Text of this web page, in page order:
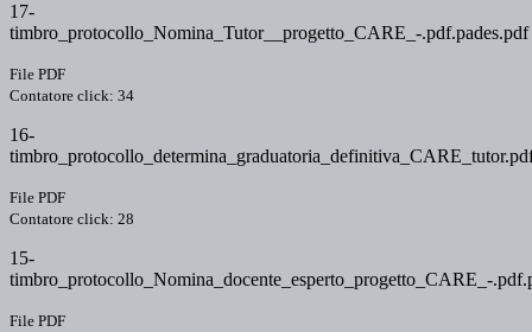
17-
timbro_protocollo_Nomina_Tutor__progetto_CARE_-.pdf.pades.pdf
File PDF
Contatore click: 34
16-
File PDF
Contatore click: 28
15-
timbro_protocollo_Nomina_docente_esperto_progetto_CARE_-
File PDF